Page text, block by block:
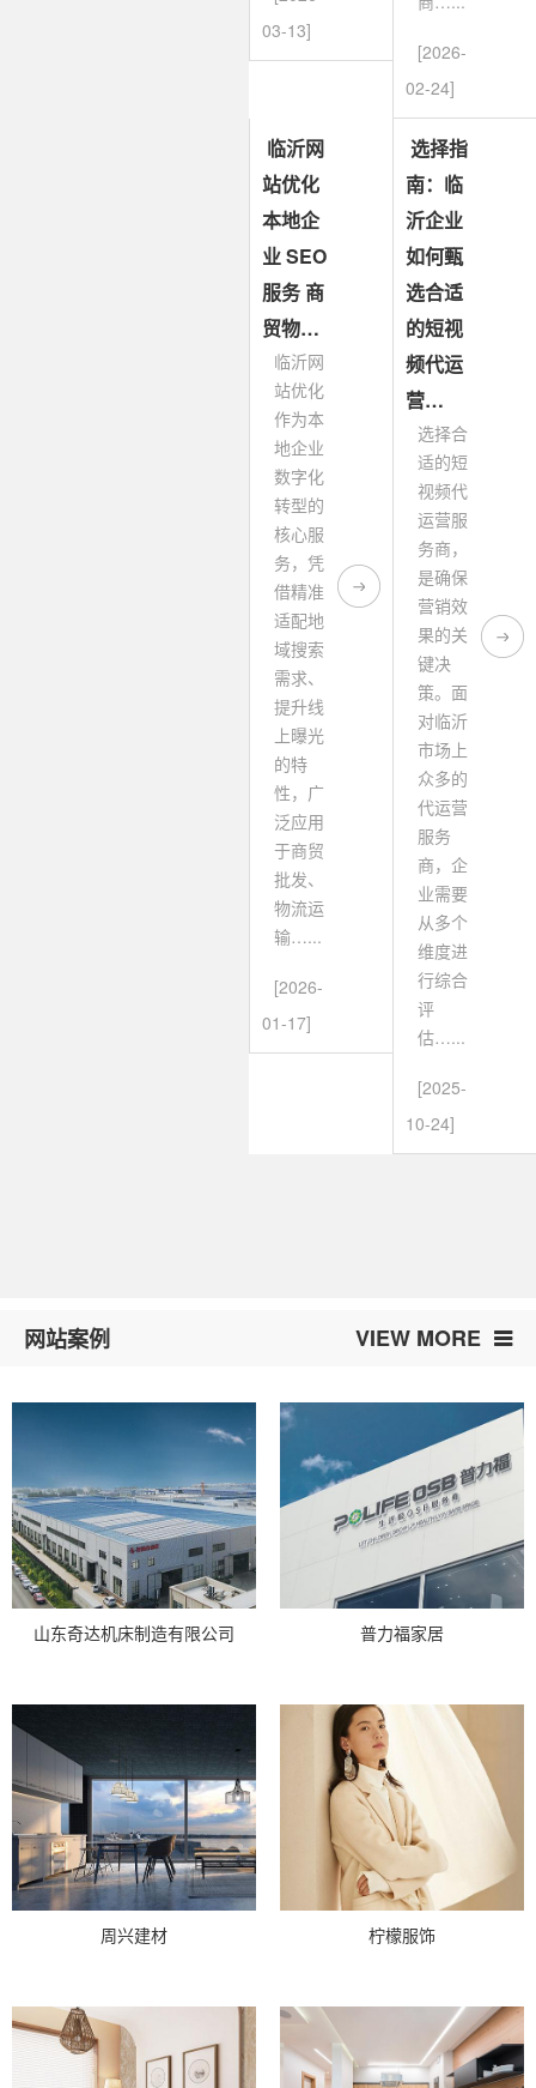
03-13]
[2026-
02-24]
临沂网
站优化
本地企
业 SEO
服务 商
贸物…
临沂网
站优化
作为本
地企业
数字化
转型的
核心服
务，凭
借精准
适配地
域搜索
需求、
提升线
上曝光
的特
性，广
泛应用
于商贸
批发、
物流运
输…...
[2026-
01-17]
选择指
南：临
沂企业
如何甄
选合适
的短视
频代运
营…
选择合
适的短
视频代
运营服
务商，
是确保
营销效
果的关
键决
策。面
对临沂
市场上
众多的
代运营
服务
商，企
业需要
从多个
维度进
行综合
评
估…...
[2025-
10-24]
网站案例 VIEW MORE
山东奇达机床制造有限公司 普力福家居
周兴建材 柠檬服饰